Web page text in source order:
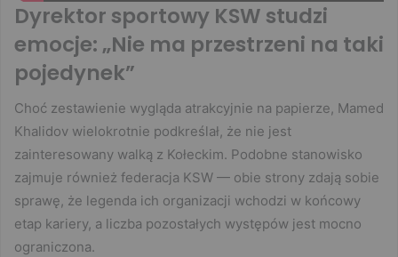
Dyrektor sportowy KSW studzi
emocje: „Nie ma przestrzeni na taki
pojedynek”
Choć zestawienie wygląda atrakcyjnie na papierze, Mamed
Khalidov wielokrotnie podkreślał, że nie jest
zainteresowany walką z Kołeckim. Podobne stanowisko
zajmuje również federacja KSW — obie strony zdają sobie
sprawę, że legenda ich organizacji wchodzi w końcowy
etap kariery, a liczba pozostałych występów jest mocno
ograniczona.